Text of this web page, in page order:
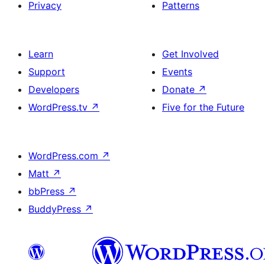
Privacy
Patterns
Learn
Support
Developers
WordPress.tv ↗
Get Involved
Events
Donate ↗
Five for the Future
WordPress.com ↗
Matt ↗
bbPress ↗
BuddyPress ↗